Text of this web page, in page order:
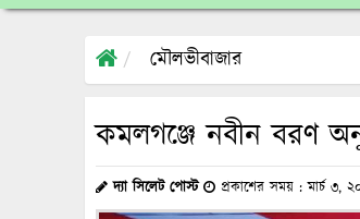
মৌলভীবাজার
কমলগঞ্জে নবীন বরণ
দ্যা সিলেট পোস্ট প্রকাশের সময় : মার্চ ৩,